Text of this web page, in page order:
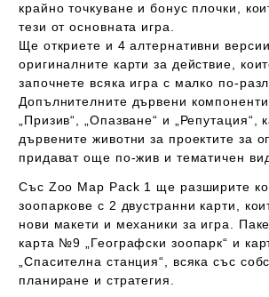
крайно точкуване и бонус плочки,
тези от основната игра.
Ще откриете и 4 алтернативни
оригиналните карти за действие,
започнете всяка игра с малко по-
Допълнителните дървени компоненти
„Призив“, „Опазване“ и „Репутация“,
дървените животни за проектите за
придават още по-жив и тематичен
Със Zoo Map Pack 1
ще разширите
зоопаркове с 2 двустранни карти,
нови макети и механики за игра.
карта №9 „Географски зоопарк“ и
„Спасителна станция“, всяка със
планиране и стратегия.